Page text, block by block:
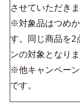
させていただきま
※対象品はつめ
す。同じ商品を2
ンの対象となりま
※他キャンペー
です。